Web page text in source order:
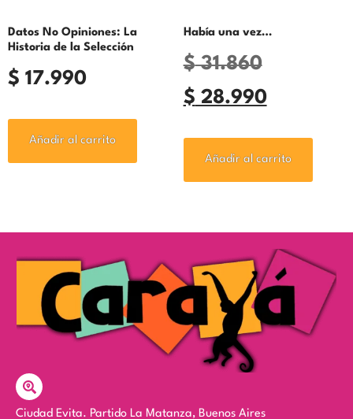
Datos No Opiniones: La
Historia de la Selección
$ 17.990
Añadir al carrito
Había una vez…
$31.860
$ 28.990
Añadir al carrito
Ciudad Evita. Partido La Matanza, Buenos Aires